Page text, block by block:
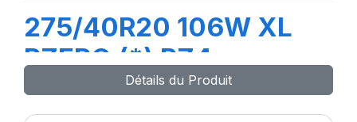
275/40R20 106W XL
PZERO (*) PZ4
Détails du Produit